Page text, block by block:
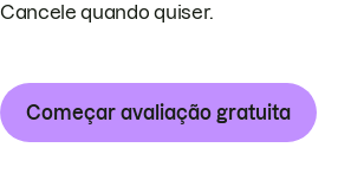
Cancele quando quiser.
Começar avaliação gratuita